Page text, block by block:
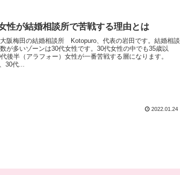
性が結婚相談所で苦戦する理由とは
阪梅田の結婚相談所 Kotopuro、代表の岩田です。結婚相談
が多いゾーンは30代女性です。30代女性の中でも35歳以
後半（アラフォー）女性が一番苦戦する層になります。
30代...
2022.01.24